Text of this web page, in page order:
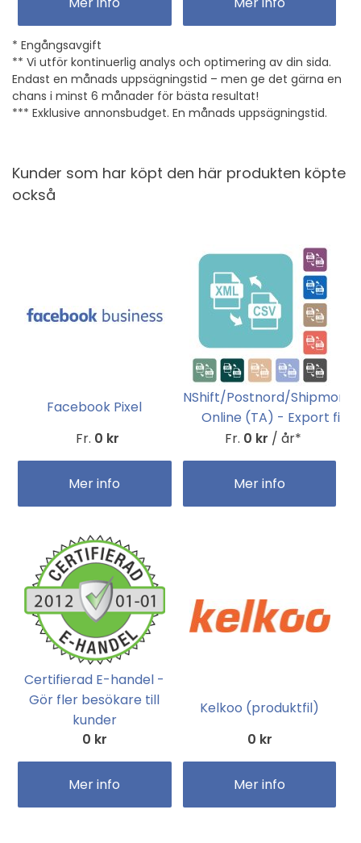
* Engångsavgift
** Vi utför kontinuerlig analys och optimering av din sida.
Endast en månads uppsägningstid – men ge det gärna en
chans i minst 6 månader för bästa resultat!
*** Exklusive annonsbudget. En månads uppsägningstid.
Kunder som har köpt den här produkten köpte
också
Facebook Pixel
Fr. 0 kr
Mer info
NShift/Postnord/
Online (TA) - Export fil
Fr. 0 kr / år*
Mer info
Certifierad E-handel -
Gör fler besökare till
kunder
0 kr
Mer info
Kelkoo (produktfil)
0 kr
Mer info